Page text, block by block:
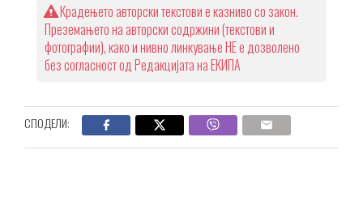
Крадењето авторски текстови е казниво со закон.
Преземањето на авторски содржини (текстови и
фотографии), како и нивно линкување НЕ е дозволено
без согласност од Редакцијата на ЕКИПА
СПОДЕЛИ: